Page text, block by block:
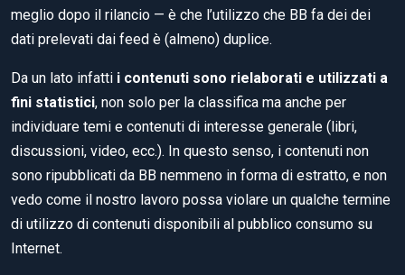
meglio dopo il rilancio — è che l’utilizzo che BB fa dei dei
dati prelevati dai feed è (almeno) duplice.
Da un lato infatti i contenuti sono rielaborati e utilizzati a
fini statistici, non solo per la classifica ma anche per
individuare temi e contenuti di interesse generale (libri,
discussioni, video, ecc.). In questo senso, i contenuti non
sono ripubblicati da BB nemmeno in forma di estratto, e non
vedo come il nostro lavoro possa violare un qualche termine
di utilizzo di contenuti disponibili al pubblico consumo su
Internet.